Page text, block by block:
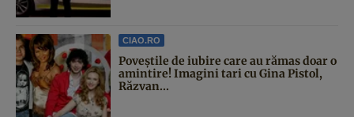
CIAO.RO
Poveştile de iubire care au rămas doar o
amintire! Imagini tari cu Gina Pistol,
Răzvan...